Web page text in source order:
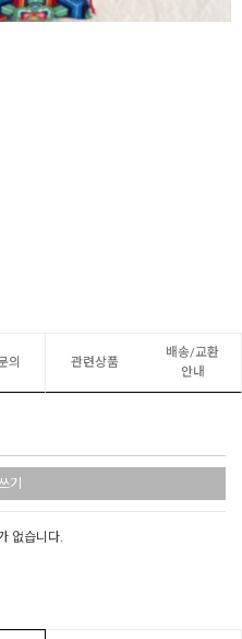
의 관련상품
배송/교환
안내
기
없습니다.